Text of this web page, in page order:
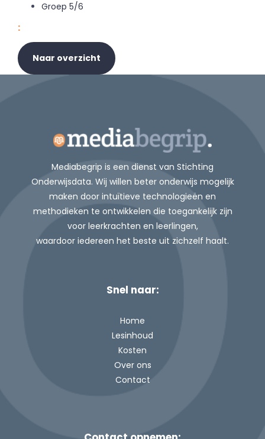
Groep 5/6
:
Naar overzicht
Mediabegrip is een dienst van Stichting
Onderwijsdata. Wij willen beter onderwijs mogelijk
maken door intuïtieve technologieën en
methodieken te ontwikkelen die toegankelijk zijn
voor leerkrachten en leerlingen,
waardoor iedereen het beste uit zichzelf haalt.
Snel naar:
Home
Lesinhoud
Kosten
Over ons
Contact